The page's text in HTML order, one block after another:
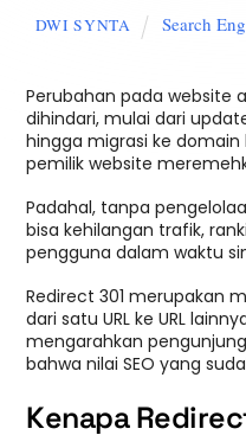
DWI SYNTA Search
Perubahan pada website
dihindari, mulai dari
hingga migrasi ke domain
pemilik website
Padahal, tanpa
bisa kehilangan trafik,
pengguna dalam waktu
Redirect 301 merupakan
dari satu URL ke URL
mengarahkan
bahwa nilai SEO yang
Kenapa